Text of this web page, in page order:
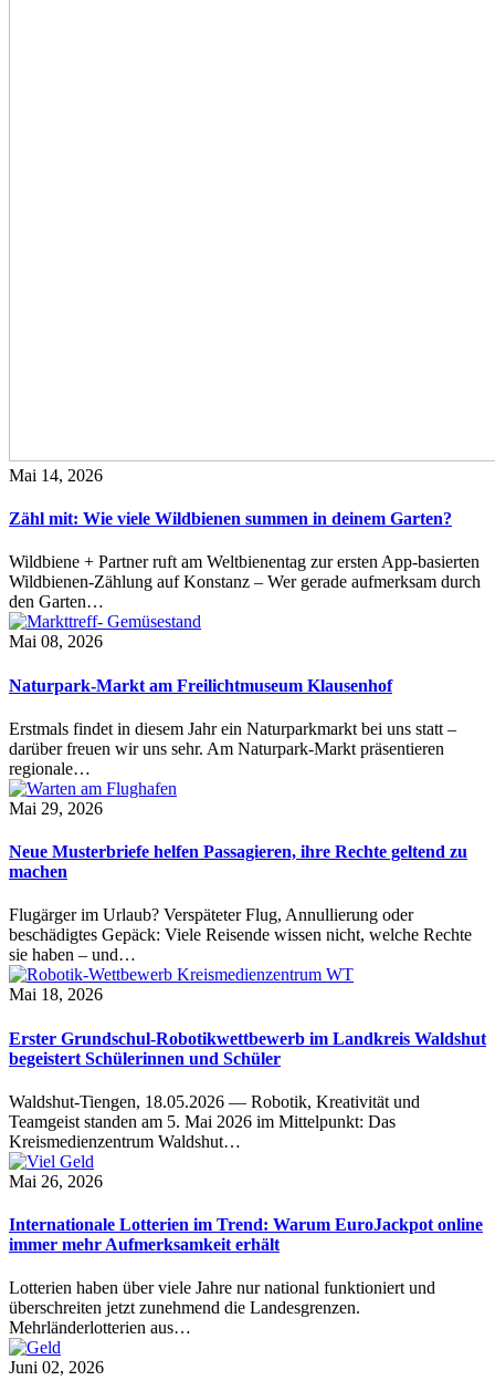
Mai 14, 2026
Zähl mit: Wie viele Wildbienen summen in deinem Garten?
Wildbiene + Partner ruft am Weltbienentag zur ersten App-basierten
Wildbienen-Zählung auf Konstanz – Wer gerade aufmerksam durch
den Garten…
Mai 08, 2026
Naturpark-Markt am Freilichtmuseum Klausenhof
Erstmals findet in diesem Jahr ein Naturparkmarkt bei uns statt –
darüber freuen wir uns sehr. Am Naturpark-Markt präsentieren
regionale…
Mai 29, 2026
Neue Musterbriefe helfen Passagieren, ihre Rechte geltend zu
machen
Flugärger im Urlaub? Verspäteter Flug, Annullierung oder
beschädigtes Gepäck: Viele Reisende wissen nicht, welche Rechte
sie haben – und…
Mai 18, 2026
Erster Grundschul-Robotikwettbewerb im Landkreis Waldshut
begeistert Schülerinnen und Schüler
Waldshut-Tiengen, 18.05.2026 — Robotik, Kreativität und
Teamgeist standen am 5. Mai 2026 im Mittelpunkt: Das
Kreismedienzentrum Waldshut…
Mai 26, 2026
Internationale Lotterien im Trend: Warum EuroJackpot online
immer mehr Aufmerksamkeit erhält
Lotterien haben über viele Jahre nur national funktioniert und
überschreiten jetzt zunehmend die Landesgrenzen.
Mehrländerlotterien aus…
Juni 02, 2026